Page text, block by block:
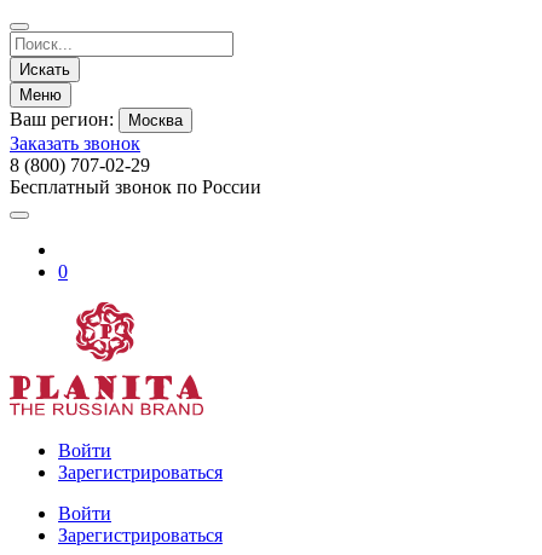
Искать
Меню
Ваш регион: Москва
Заказать звонок
8 (800) 707-02-29
Бесплатный звонок по России
0
Войти
Зарегистрироваться
Войти
Зарегистрироваться